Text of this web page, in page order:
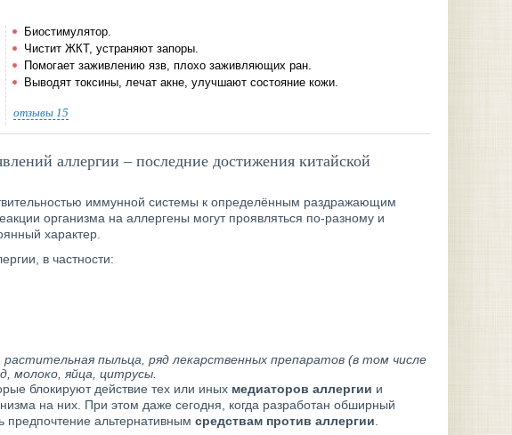
Биостимулятор.
Чистит ЖКТ, устраняют запоры.
Помогает заживлению язв, плохо заживляющих ран.
Выводят токсины, лечат акне, улучшают состояние кожи.
отзывы 15
аллергии – последние достижения китайской
иммунной системы к определённым раздражающим
организма на аллергены могут проявляться по-разному и
характер.
в частности:
пыльца, ряд лекарственных препаратов (в том числе
молоко, яйца, цитрусы.
блокируют действие тех или иных медиаторов аллергии и
на них. При этом даже сегодня, когда разработан обширный
предпочтение альтернативным средствам против аллергии